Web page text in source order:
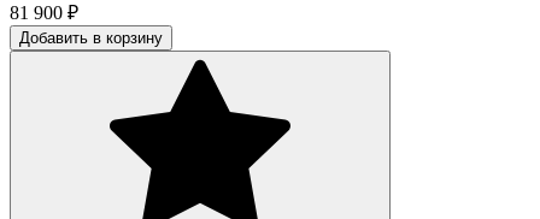
81 900 ₽
Добавить в корзину